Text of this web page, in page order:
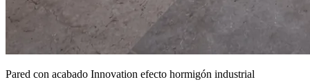
Pared con acabado Innovation efecto hormigón industrial